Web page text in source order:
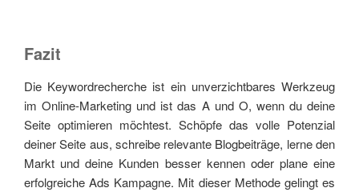
Fazit
Die Keywordrecherche ist ein unverzichtbares Werkzeug
im Online-Marketing und ist das A und O, wenn du deine
Seite optimieren möchtest. Schöpfe das volle Potenzial
deiner Seite aus, schreibe relevante Blogbeiträge, lerne den
Markt und deine Kunden besser kennen oder plane eine
erfolgreiche Ads Kampagne. Mit dieser Methode gelingt es